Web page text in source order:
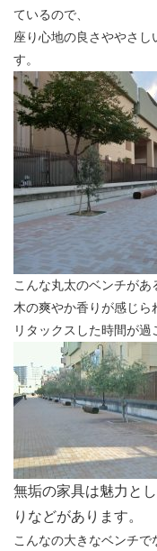
ているので、
座り心地の良さややさし
す。
こんな丸太のベンチがあ
木の爽やか香りが感じら
リタックスした時間が過
無垢の家具は魅力と
りなどがあります。
こんなの大きなベンチ